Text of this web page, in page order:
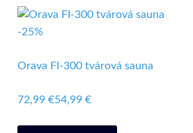
-25%
Orava FI-300 tvárová sauna
72,99 €54,99 €